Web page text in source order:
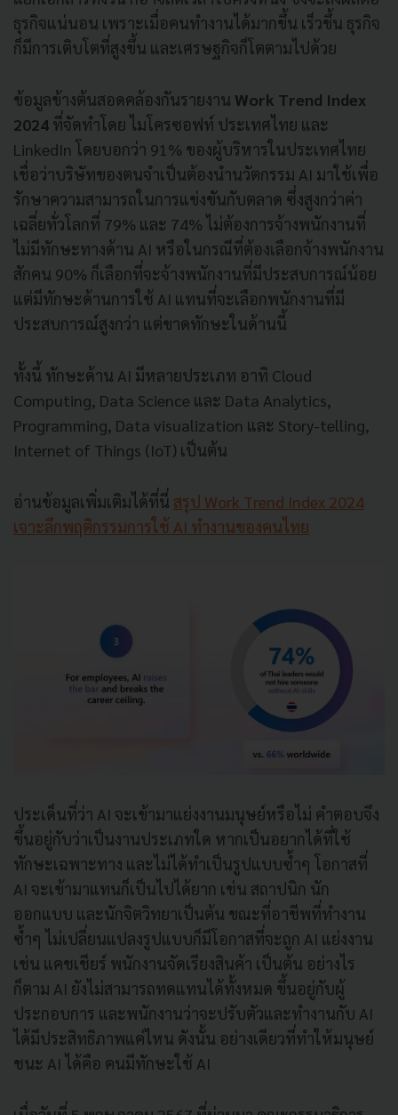
ธุรกิจแน่นอน เพราะเมื่อคนทำงานได้มากขึ้น เร็วขึ้น ธุรกิจ
ก็มีการเติบโตที่สูงขึ้น และเศรษฐกิจก็โตตามไปด้วย
ข้อมูลข้างต้นสอดคล้องกันรายงาน Work Trend Index
2024 ที่จัดทำโดย ไมโครซอฟท์ ประเทศไทย และ
LinkedIn โดยบอกว่า 91% ของผู้บริหารในประเทศไทย
เชื่อว่าบริษัทของตนจำเป็นต้องนำนวัตกรรม AI มาใช้เพื่อ
รักษาความสามารถในการแข่งขันกับตลาด ซึ่งสูงกว่าค่า
เฉลี่ยทั่วโลกที่ 79% และ 74% ไม่ต้องการจ้างพนักงานที่
ไม่มีทักษะทางด้าน AI หรือในกรณีที่ต้องเลือกจ้างพนักงาน
สักคน 90% ก็เลือกที่จะจ้างพนักงานที่มีประสบการณ์น้อย
แต่มีทักษะด้านการใช้ AI แทนที่จะเลือกพนักงานที่มี
ประสบการณ์สูงกว่า แต่ขาดทักษะในด้านนี้
ทั้งนี้ ทักษะด้าน AI มีหลายประเภท อาทิ Cloud
Computing, Data Science และ Data Analytics,
Programming, Data visualization และ Story-telling,
Internet of Things (IoT) เป็นต้น
อ่านข้อมูลเพิ่มเติมได้ที่นี่ สรุป Work Trend Index 2024
เจาะลึกพฤติกรรมการใช้ AI ทำงานของคนไทย
ประเด็นที่ว่า AI จะเข้ามาแย่งงานมนุษย์หรือไม่ คำตอบจึง
ขึ้นอยู่กับว่าเป็นงานประเภทใด หากเป็นอยากได้ที่ใช้
ทักษะเฉพาะทาง และไม่ได้ทำเป็นรูปแบบซ้ำๆ โอกาสที่
AI จะเข้ามาแทนก็เป็นไปได้ยาก เช่น สถาปนิก นัก
ออกแบบ และนักจิตวิทยาเป็นต้น ขณะที่อาชีพที่ทำงาน
ซ้ำๆ ไม่เปลี่ยนแปลงรูปแบบก็มีโอกาสที่จะถูก AI แย่งงาน
เช่น แคชเชียร์ พนักงานจัดเรียงสินค้า เป็นต้น อย่างไร
ก็ตาม AI ยังไม่สามารถทดแทนได้ทั้งหมด ขึ้นอยู่กับผู้
ประกอบการ และพนักงานว่าจะปรับตัวและทำงานกับ AI
ได้มีประสิทธิภาพแค่ไหน ดังนั้น อย่างเดียวที่ทำให้มนุษย์
ชนะ AI ได้คือ คนมีทักษะใช้ AI